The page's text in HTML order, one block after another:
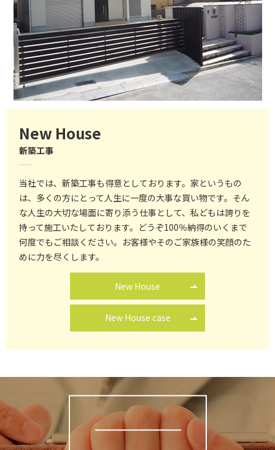
New House
新築工事
当社では、新築工事も得意としております。家というもの
は、多くの方にとって人生に一度の大事な買い物です。そん
な人生の大切な場面に寄り添う仕事として、私どもは誇りを
持って施工いたしております。どうぞ100％納得のいくまで
何度でもご相談ください。お客様やそのご家族様の笑顔のた
めに力を尽くします。
New House
New House case